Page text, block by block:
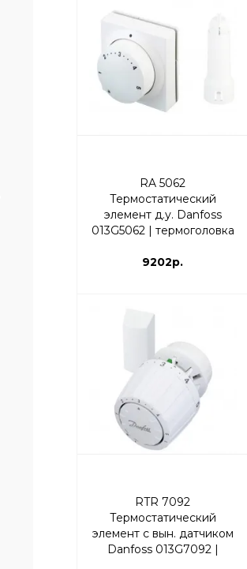
RA 5062
Термостатический
элемент д.у. Danfoss
013G5062 | термоголовка
9202р.
RTR 7092
Термостатический
элемент с вын. датчиком
Danfoss 013G7092 |